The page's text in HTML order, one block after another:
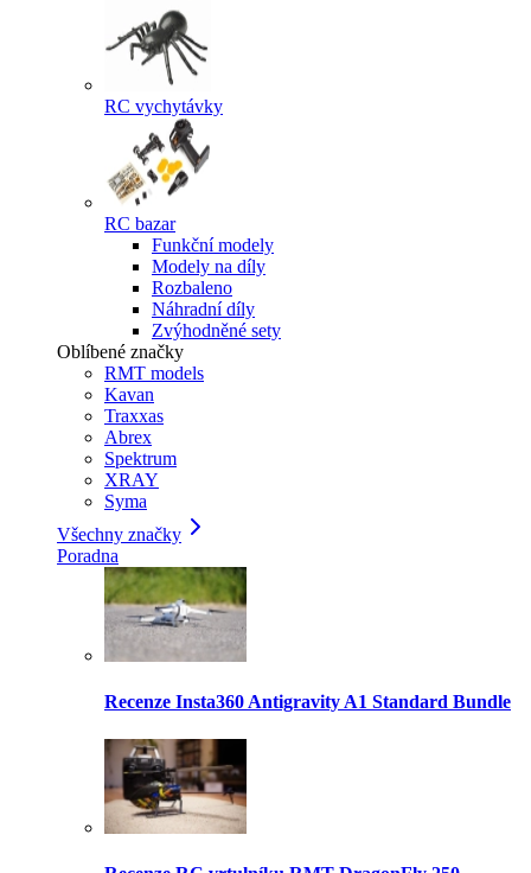
RC vychytávky
RC bazar
Funkční modely
Modely na díly
Rozbaleno
Náhradní díly
Zvýhodněné sety
Oblíbené značky
RMT models
Kavan
Traxxas
Abrex
Spektrum
XRAY
Syma
Všechny značky
Poradna
Recenze Insta360 Antigravity A1 Standard Bundle